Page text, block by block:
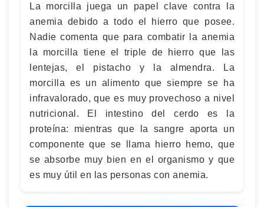
La morcilla juega un papel clave contra la
anemia debido a todo el hierro que posee.
Nadie comenta que para combatir la anemia
la morcilla tiene el triple de hierro que las
lentejas, el pistacho y la almendra. La
morcilla es un alimento que siempre se ha
infravalorado, que es muy provechoso a nivel
nutricional. El intestino del cerdo es la
proteína: mientras que la sangre aporta un
componente que se llama hierro hemo, que
se absorbe muy bien en el organismo y que
es muy útil en las personas con anemia.